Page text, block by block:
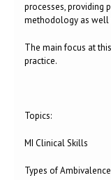
processes, providing
methodology as well
The main focus at
practice.
Topics:
MI Clinical Skills
Types of Ambivalence